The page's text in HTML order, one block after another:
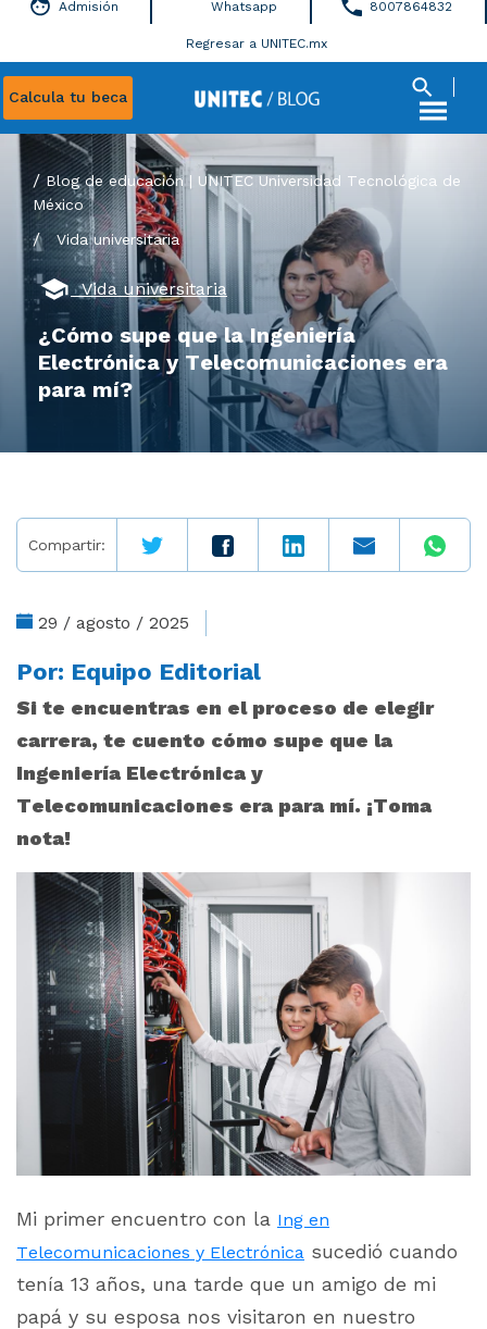
Calcula tu beca
Admisión Whatsapp 8007864832
Regresar a UNITEC.mx
Blog de educación | UNITEC Universidad Tecnológica de
México
/Vida universitaria
Vida universitaria
¿Cómo supe que la Ingeniería
Electrónica y Telecomunicaciones era
para mí?
Compartir:
29 / agosto / 2025
Por: Equipo Editorial
Si te encuentras en el proceso de elegir
carrera, te cuento cómo supe que la
Ingeniería Electrónica y
Telecomunicaciones era para mí. ¡Toma
nota!
Mi primer encuentro con la Ing en
Telecomunicaciones y Electrónica sucedió cuando
tenía 13 años, una tarde que un amigo de mi
papá y su esposa nos visitaron en nuestro